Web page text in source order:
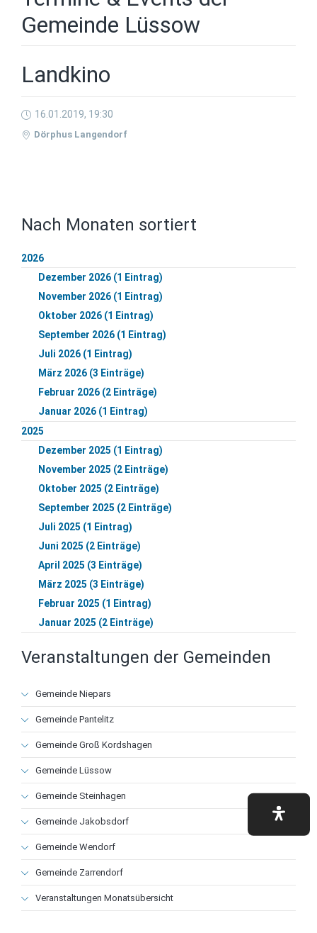
Gemeinde Lüssow
Landkino
16.01.2019, 19:30
Dörphus Langendorf
Nach Monaten sortiert
2026
Dezember 2026 (1 Eintrag)
November 2026 (1 Eintrag)
Oktober 2026 (1 Eintrag)
September 2026 (1 Eintrag)
Juli 2026 (1 Eintrag)
März 2026 (3 Einträge)
Februar 2026 (2 Einträge)
Januar 2026 (1 Eintrag)
2025
Dezember 2025 (1 Eintrag)
November 2025 (2 Einträge)
Oktober 2025 (2 Einträge)
September 2025 (2 Einträge)
Juli 2025 (1 Eintrag)
Juni 2025 (2 Einträge)
April 2025 (3 Einträge)
März 2025 (3 Einträge)
Februar 2025 (1 Eintrag)
Januar 2025 (2 Einträge)
Veranstaltungen der Gemeinden
Navigation
überspringen
Gemeinde Niepars
Gemeinde Pantelitz
Gemeinde Groß Kordshagen
Gemeinde Lüssow
Gemeinde Steinhagen
Gemeinde Jakobsdorf
Gemeinde Wendorf
Gemeinde Zarrendorf
Veranstaltungen Monatsübersicht